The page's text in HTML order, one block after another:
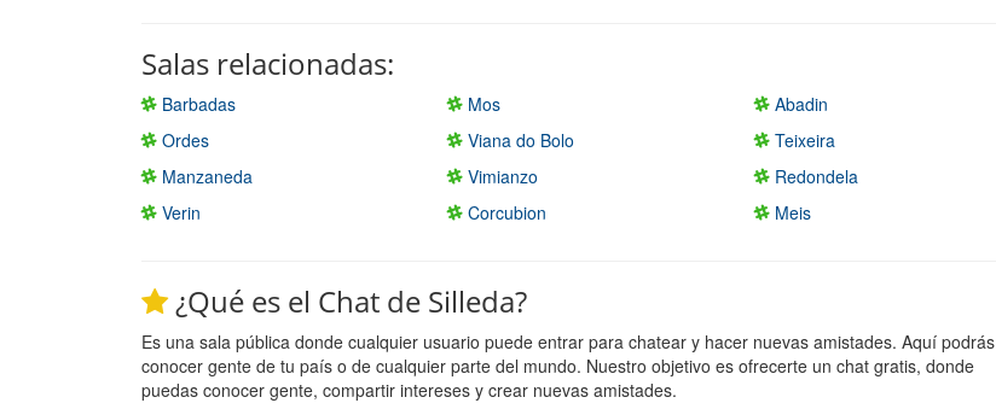
Salas relacionadas:
Barbadas Mos
Abadin
Ordes
Viana do Bolo
Teixeira
Manzaneda
Vimianzo
Redondela
Verin
Corcubion Meis
¿Qué es el Chat de Silleda?
Es una sala pública donde cualquier usuario puede entrar para chatear y hacer nuevas amistades. Aquí podrás
conocer gente de tu país o de cualquier parte del mundo. Nuestro objetivo es ofrecerte un chat gratis, donde
puedas conocer gente, compartir intereses y crear nuevas amistades.